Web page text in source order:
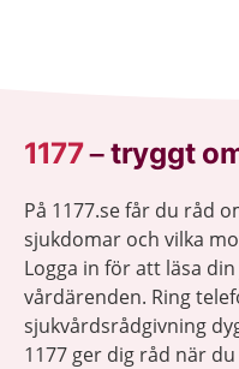
1177–tryggt
På 1177.se får du råd
sjukdomar och vilka
Logga in för att läsa
vårdärenden. Ring
sjukvårdsrådgivning
1177 ger dig råd när